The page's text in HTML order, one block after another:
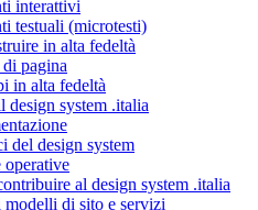
interattivi
testuali (microtesti)
in alta fedeltà
pagina
in alta fedeltà
design system .italia
del design system
operative
al design system .italia
modelli di sito e servizi